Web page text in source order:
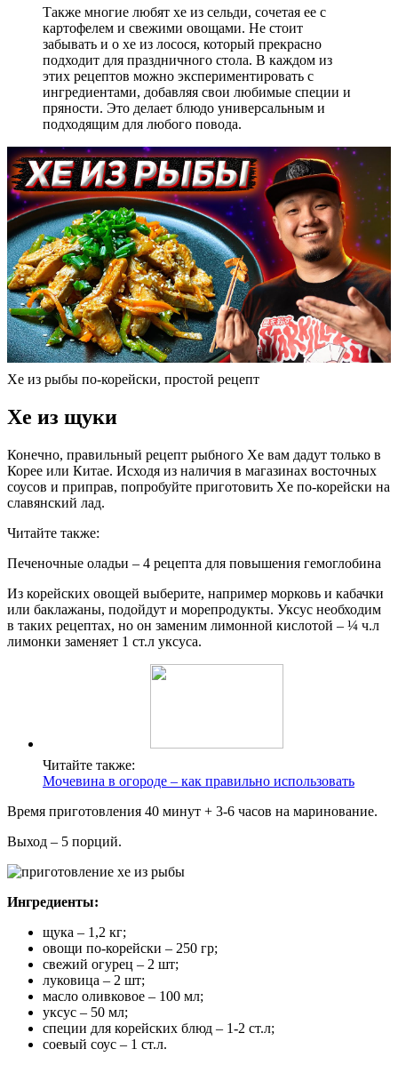
Также многие любят хе из сельди, сочетая ее с
картофелем и свежими овощами. Не стоит
забывать и о хе из лосося, который прекрасно
подходит для праздничного стола. В каждом из
этих рецептов можно экспериментировать с
ингредиентами, добавляя свои любимые специи и
пряности. Это делает блюдо универсальным и
подходящим для любого повода.
Хе из рыбы по-корейски, простой рецепт
Хе из щуки
Конечно, правильный рецепт рыбного Хе вам дадут только в
Корее или Китае. Исходя из наличия в магазинах восточных
соусов и приправ, попробуйте приготовить Хе по-корейски на
славянский лад.
Читайте также:
Печеночные оладьи – 4 рецепта для повышения гемоглобина
Из корейских овощей выберите, например морковь и кабачки
или баклажаны, подойдут и морепродукты. Уксус необходим
в таких рецептах, но он заменим лимонной кислотой – ¼ ч.л
лимонки заменяет 1 ст.л уксуса.
Читайте также:
Мочевина в огороде – как правильно использовать
Время приготовления 40 минут + 3-6 часов на маринование.
Выход – 5 порций.
Ингредиенты:
щука – 1,2 кг;
овощи по-корейски – 250 гр;
свежий огурец – 2 шт;
луковица – 2 шт;
масло оливковое – 100 мл;
уксус – 50 мл;
специи для корейских блюд – 1-2 ст.л;
соевый соус – 1 ст.л.